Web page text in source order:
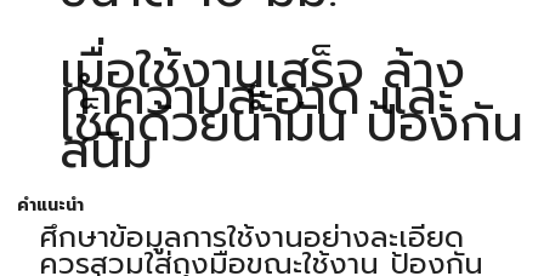
เมื่อใช้งานเสร็จ ล้าง
ทำความสะอาด และ
เช็ดด้วยน้ำมัน ป้องกัน
สนิม
คำแนะนำ
ศึกษาข้อมูลการใช้งานอย่างละเอียด
ควรสวมใส่ถุงมือขณะใช้งาน ป้องกัน